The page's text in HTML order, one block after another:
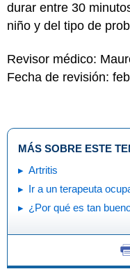
durar entre 30
niño y del tipo de
Revisor médico:
Fecha de revisión:
MÁS SOBRE ESTE
Artritis
Ir a un terapeuta
¿Por qué es tan